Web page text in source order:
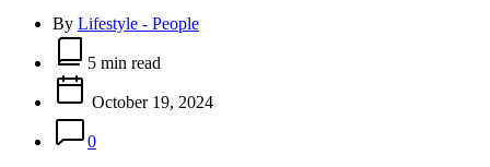
By Lifestyle - People
Estimated
read
time
5 min read
October 19, 2024
0